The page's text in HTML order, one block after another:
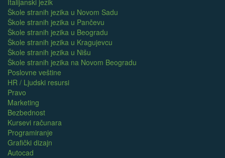
Škole stranih jezika u Novom Sadu
Škole stranih jezika u Pančevu
Škole stranih jezika u Beogradu
Škole stranih jezika u Kragujevcu
Škole stranih jezika u Nišu
Škole stranih jezika na Novom Beogradu
Poslovne veštine
HR / Ljudski resursi
Pravo
Marketing
Bezbednost
Kursevi računara
Programiranje
Grafički dizajn
Autocad